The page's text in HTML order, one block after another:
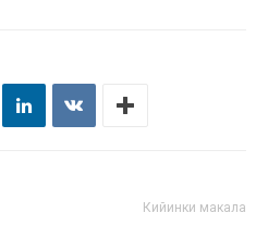
Кийинки макала